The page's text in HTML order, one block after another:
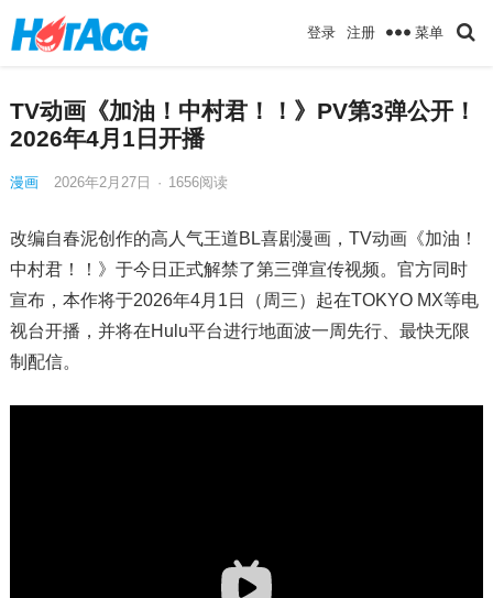
登录 注册 菜单
TV动画《加油！中村君！！》PV第3弹公开！
2026年4月1日开播
漫画 2026年2月27日 · 1656阅读
改编自春泥创作的高人气王道BL喜剧漫画，TV动画《加油！
中村君！！》于今日正式解禁了第三弹宣传视频。官方同时
宣布，本作将于2026年4月1日（周三）起在TOKYO MX等电
视台开播，并将在Hulu平台进行地面波一周先行、最快无限
制配信。